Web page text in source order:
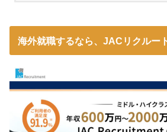
海外就職するなら、JACリクルー